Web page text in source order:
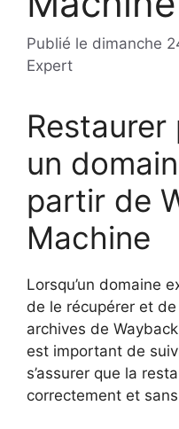
Publié le dimanche
Expert
un
partir de
Machine
Lorsqu’un domaine
de le récupérer et
archives de
est important de
s’assurer que la
correctement et